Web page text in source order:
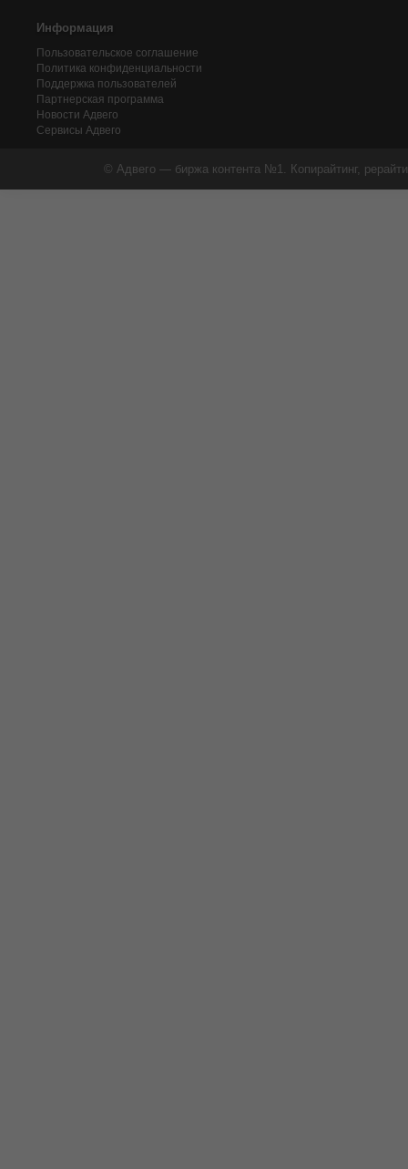
Информация
Пользовательское соглашение
Политика конфиденциальности
Поддержка пользователей
Партнерская программа
Новости Адвего
Сервисы Адвего
© Адвего — биржа контента №1. Копирайтинг,